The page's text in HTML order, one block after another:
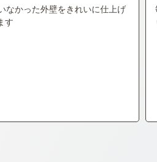
なかった外壁をきれいに仕上げ
す